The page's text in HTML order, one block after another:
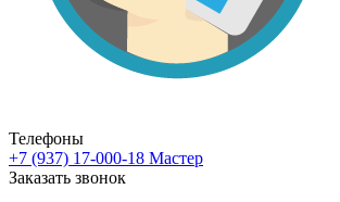
Телефоны
+7 (937) 17-000-18 Мастер
Заказать звонок